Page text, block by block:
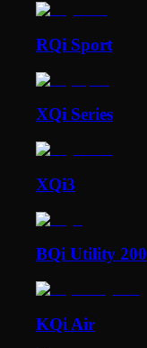
RQi Sport
XQi Series
XQi3
BQi Utility 200
KQi Air